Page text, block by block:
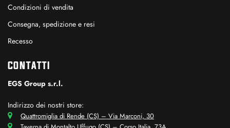
Condizioni di vendita
Consegna, spedizione e resi
Recesso
CONTATTI
EGS Group s.r.l.
Indirizzo dei nostri store:
Quattromiglia di Rende (CS) – Via Marconi, 30